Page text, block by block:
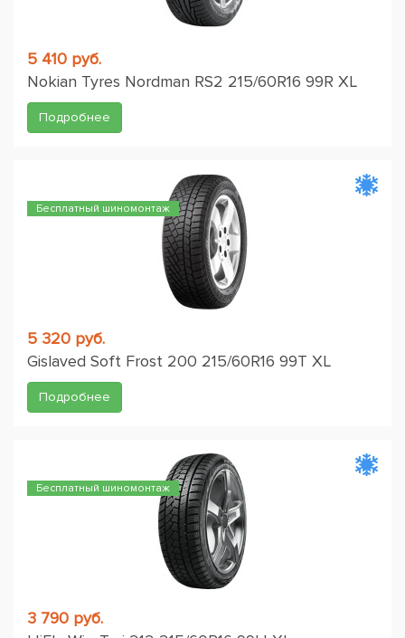
5 410 руб.
Nokian Tyres Nordman RS2 215/60R16 99R XL
Подробнее
Бесплатный шиномонтаж
5 320 руб.
Gislaved Soft Frost 200 215/60R16 99T XL
Подробнее
Бесплатный шиномонтаж
3 790 руб.